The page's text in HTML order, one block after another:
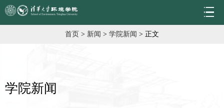
首页 > 新闻 > 学院新闻 > 正文
学院新闻